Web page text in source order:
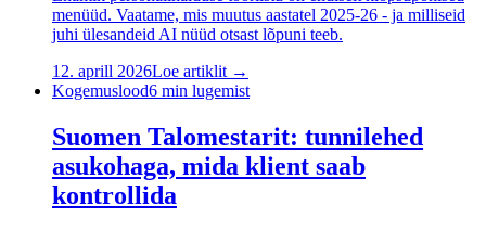
menüüd. Vaatame, mis muutus aastatel 2025-26 - ja milliseid
juhi ülesandeid AI nüüd otsast lõpuni teeb.
12. aprill 2026Loe artiklit →
Kogemuslood6 min lugemist
Suomen Talomestarit: tunnilehed
asukohaga, mida klient saab
kontrollida